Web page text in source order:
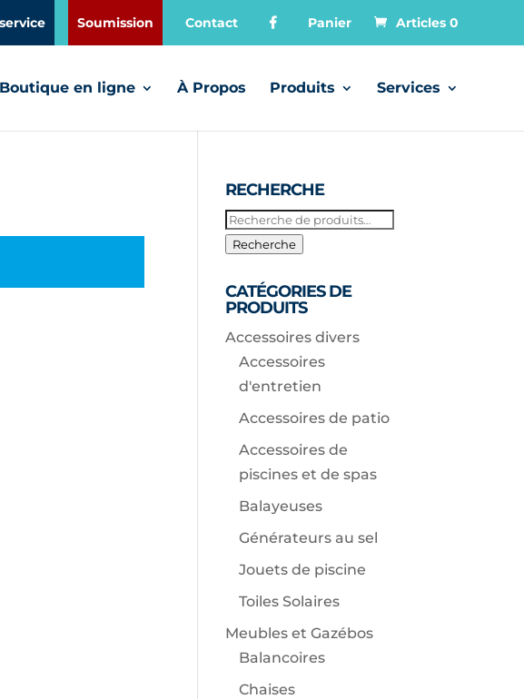
Soumission Contact Panier Articles 0
Boutique en ligne À Propos Produits Services
RECHERCHE
Recherche
pour :
Recherche
CATÉGORIES DE
PRODUITS
Accessoires divers
Accessoires
d'entretien
Accessoires de patio
Accessoires de
piscines et de spas
Balayeuses
Générateurs au sel
Jouets de piscine
Toiles Solaires
Meubles et Gazébos
Balancoires
Chaises